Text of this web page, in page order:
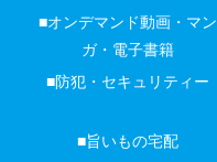
■オンデマンド動画・マン
ガ・電子書籍
■防犯・セキュリティー
■旨いもの宅配